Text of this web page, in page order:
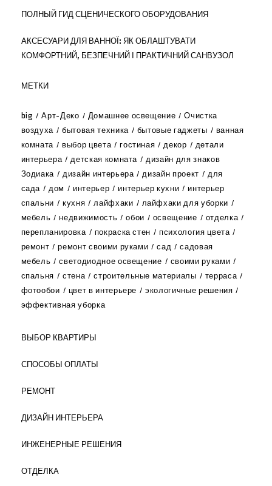
ПОЛНЫЙ ГИД СЦЕНИЧЕСКОГО ОБОРУДОВАНИЯ
АКСЕСУАРИ ДЛЯ ВАННОЇ: ЯК ОБЛАШТУВАТИ
КОМФОРТНИЙ, БЕЗПЕЧНИЙ І ПРАКТИЧНИЙ САНВУЗОЛ
МЕТКИ
big Арт-Деко Домашнее освещение
Очистка
воздуха
бытовая техника бытовые гаджеты
ванная
комната
выбор цвета гостиная декор
детали
интерьера
детская комната
дизайн для знаков
Зодиака
дизайн интерьера дизайн проект
для
сада
дом интерьер интерьер кухни
интерьер
спальни
кухня лайфхаки
лайфхаки для уборки
мебель
недвижимость обои освещение
отделка
перепланировка
покраска стен
психология цвета
ремонт
ремонт своими руками сад
садовая
мебель
светодиодное освещение
своими руками
спальня
стена строительные материалы
терраса
фотообои
цвет в интерьере
экологичные решения
эффективная уборка
ВЫБОР КВАРТИРЫ
СПОСОБЫ ОПЛАТЫ
РЕМОНТ
ДИЗАЙН ИНТЕРЬЕРА
ИНЖЕНЕРНЫЕ РЕШЕНИЯ
ОТДЕЛКА